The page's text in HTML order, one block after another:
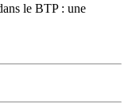
le BTP : une